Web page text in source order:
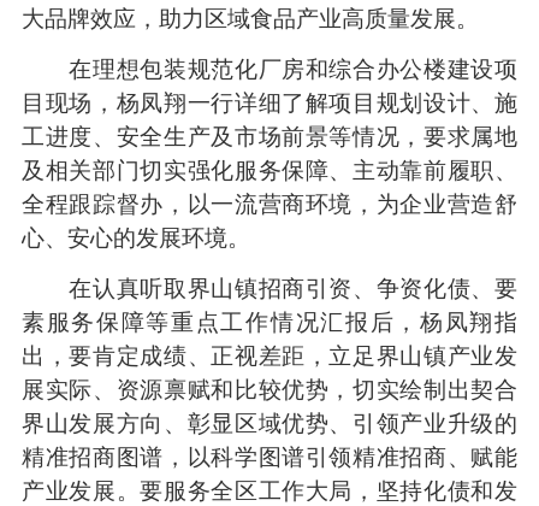
大品牌效应，助力区域食品产业高质量发展。
在理想包装规范化厂房和综合办公楼建设项
目现场，杨凤翔一行详细了解项目规划设计、施
工进度、安全生产及市场前景等情况，要求属地
及相关部门切实强化服务保障、主动靠前履职、
全程跟踪督办，以一流营商环境，为企业营造舒
心、安心的发展环境。
在认真听取界山镇招商引资、争资化债、要
素服务保障等重点工作情况汇报后，杨凤翔指
出，要肯定成绩、正视差距，立足界山镇产业发
展实际、资源禀赋和比较优势，切实绘制出契合
界山发展方向、彰显区域优势、引领产业升级的
精准招商图谱，以科学图谱引领精准招商、赋能
产业发展。要服务全区工作大局，坚持化债和发